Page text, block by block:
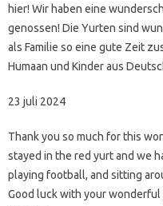
hier! Wir haben eine
genossen! Die Yurten sind
als Familie so eine gute Zeit
Humaan und Kinder aus
23 juli 2024
Thank you so much for this
stayed in the red yurt and we
playing football, and sitting
Good luck with your wonderful